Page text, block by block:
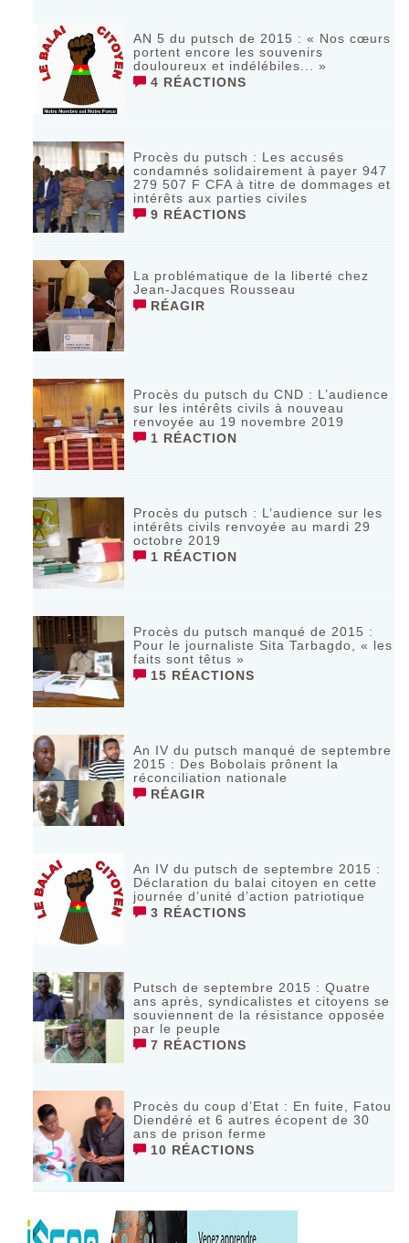
AN 5 du putsch de 2015 : « Nos cœurs
portent encore les souvenirs
douloureux et indélébiles... »
4 RÉACTIONS
Procès du putsch : Les accusés
condamnés solidairement à payer 947
279 507 F CFA à titre de dommages et
intérêts aux parties civiles
9 RÉACTIONS
La problématique de la liberté chez
Jean-Jacques Rousseau
RÉAGIR
Procès du putsch du CND : L’audience
sur les intérêts civils à nouveau
renvoyée au 19 novembre 2019
1 RÉACTION
Procès du putsch : L’audience sur les
intérêts civils renvoyée au mardi 29
octobre 2019
1 RÉACTION
Procès du putsch manqué de 2015 :
Pour le journaliste Sita Tarbagdo, « les
faits sont têtus »
15 RÉACTIONS
An IV du putsch manqué de septembre
2015 : Des Bobolais prônent la
réconciliation nationale
RÉAGIR
An IV du putsch de septembre 2015 :
Déclaration du balai citoyen en cette
journée d’unité d’action patriotique
3 RÉACTIONS
Putsch de septembre 2015 : Quatre
ans après, syndicalistes et citoyens se
souviennent de la résistance opposée
par le peuple
7 RÉACTIONS
Procès du coup d’Etat : En fuite, Fatou
Diendéré et 6 autres écopent de 30
ans de prison ferme
10 RÉACTIONS